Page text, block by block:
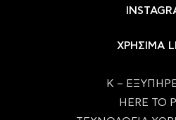
ΧΡΗΣΙΜΑ
Κ –
HERE TO